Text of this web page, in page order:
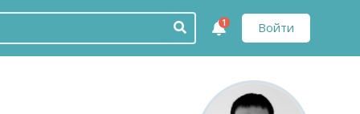
Войти
1